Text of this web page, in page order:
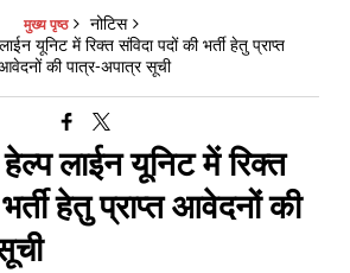
मुख्य पृष्ठ
नोटिस
यूनिट में रिक्त संविदा पदों की भर्ती हेतु प्राप्त
की पात्र-अपात्र सूची
हेल्प लाईन यूनिट में रिक्त
हेतु प्राप्त आवेदनों की